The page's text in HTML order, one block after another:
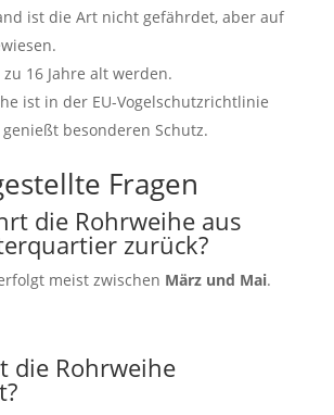
ist die Art nicht gefährdet, aber auf
16 Jahre alt werden.
ist in der EU-Vogelschutzrichtlinie
besonderen Schutz.
Fragen
die Rohrweihe aus
zurück?
meist zwischen März und Mai.
die Rohrweihe